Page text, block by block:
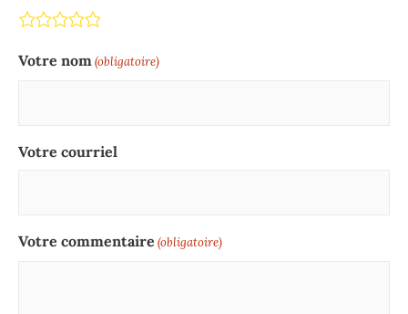
Pretty good
Neutral
Not so great
Terrible
Votre nom(obligatoire)
Votre courriel
Votre commentaire (obligatoire)